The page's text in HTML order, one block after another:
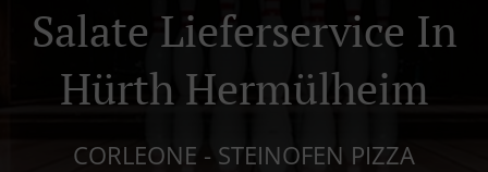
Salate Lieferservice In
Hürth Hermülheim
CORLEONE - STEINOFEN PIZZA